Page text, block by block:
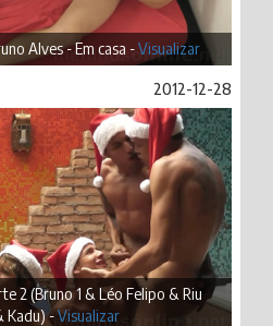
Alves - Em casa -Visualizar
2012-12-28
2 (Bruno 1 & Léo Felipo & Riu
Kadu) -Visualizar